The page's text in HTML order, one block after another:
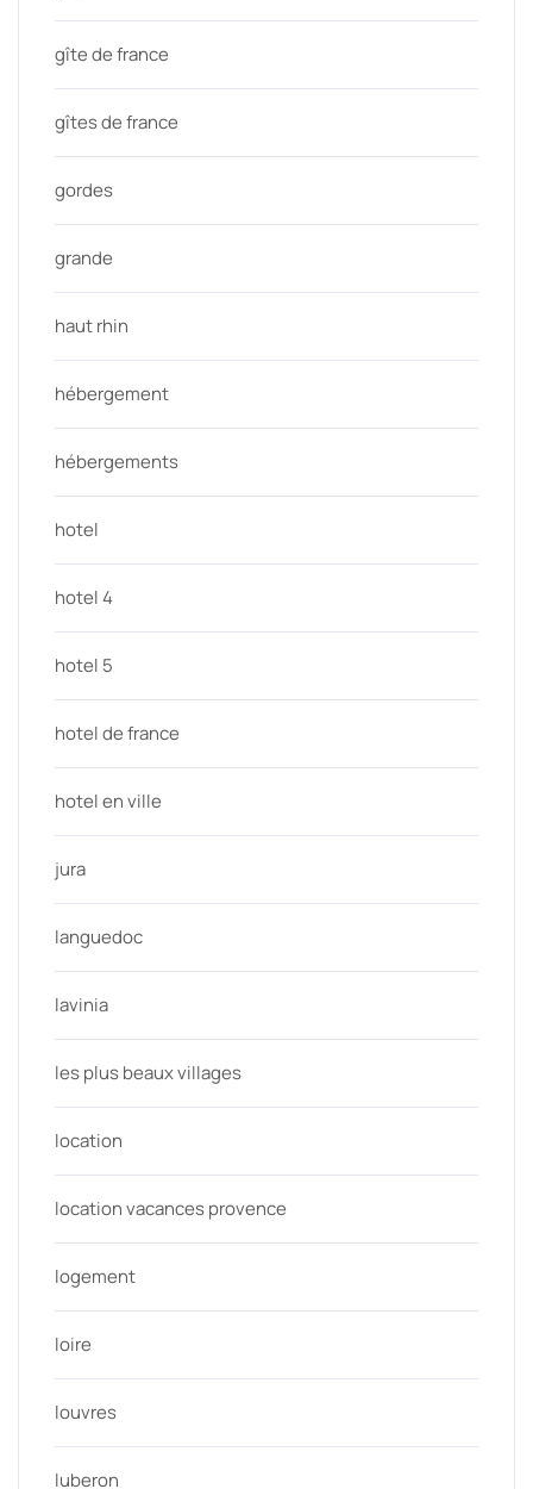
gîte de france
gîtes de france
gordes
grande
haut rhin
hébergement
hébergements
hotel
hotel 4
hotel 5
hotel de france
hotel en ville
jura
languedoc
lavinia
les plus beaux villages
location
location vacances provence
logement
loire
louvres
luberon